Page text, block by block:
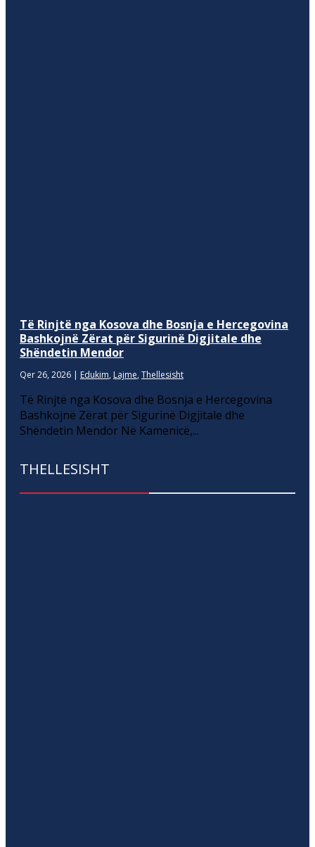
Të Rinjtë nga Kosova dhe Bosnja e Hercegovina
Bashkojnë Zërat për Sigurinë Digjitale dhe
Shëndetin Mendor
Qer 26, 2026 | Edukim, Lajme, Thellesisht
Të Rinjtë nga Kosova dhe Bosnja e Hercegovina
Bashkojnë Zërat për Sigurinë Digjitale dhe
Shëndetin Mendor Në Kamenicë,...
THELLESISHT